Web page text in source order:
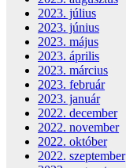
2023. július
2023. június
2023. május
2023. április
2023. március
2023. február
2023. január
2022. december
2022. november
2022. október
2022. szeptember